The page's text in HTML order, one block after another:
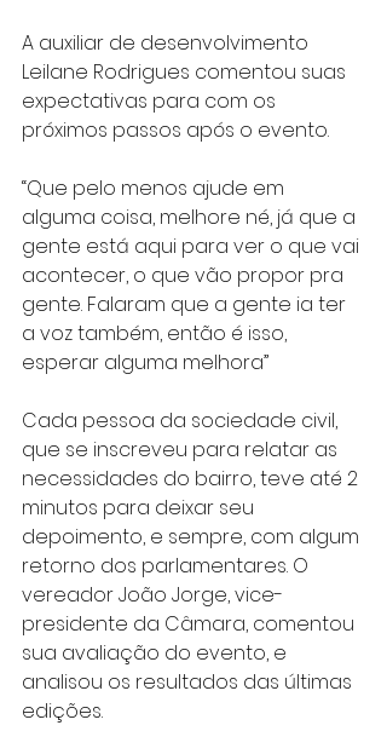
A auxiliar de desenvolvimento
Leilane Rodrigues comentou suas
expectativas para com os
próximos passos após o evento.
“Que pelo menos ajude em
alguma coisa, melhore né, já que a
gente está aqui para ver o que vai
acontecer, o que vão propor pra
gente. Falaram que a gente ia ter
a voz também, então é isso,
esperar alguma melhora”
Cada pessoa da sociedade civil,
que se inscreveu para relatar as
necessidades do bairro, teve até 2
minutos para deixar seu
depoimento, e sempre, com algum
retorno dos parlamentares. O
vereador João Jorge, vice-
presidente da Câmara, comentou
sua avaliação do evento, e
analisou os resultados das últimas
edições.